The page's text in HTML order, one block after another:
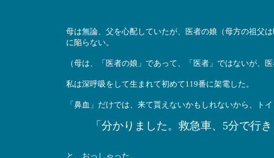
母は無論、父を心配していたが、医者の娘（母方の祖父
に陥らない。
（母は、「医者の娘」であって、「医者」ではないが、
私は深呼吸をして生まれて初めて119番に架電した。
「鼻血」だけでは、来て貰えないかもしれないから、ト
「分かりました。救急車、5分で行
と、おっしゃった。